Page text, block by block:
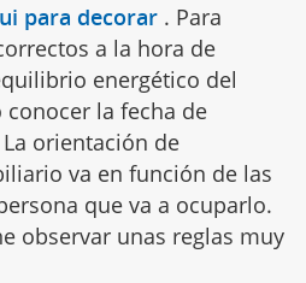
para decorar . Para
a la hora de
energético del
conocer la fecha de
orientación de
va en función de las
que va a ocuparlo.
observar unas reglas muy